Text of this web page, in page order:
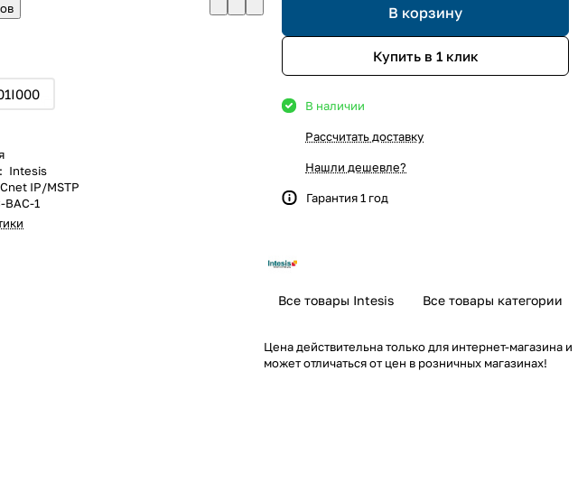
: Intesis
IP/MSTP
BAC-1
В корзину
Купить в 1 клик
В наличии
Рассчитать доставку
Нашли дешевле?
Гарантия 1 год
Все товары Intesis Все товары категории
Цена действительна только для интернет-магазина и
может отличаться от цен в розничных магазинах!